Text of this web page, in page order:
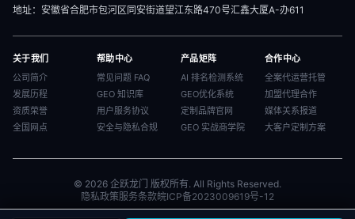
地址：安徽省合肥市包河区同安街道望江东路470号汇鑫大厦A-办611
关于我们
公司简介
发展历程
资质荣誉
全国网点
帮助中心
常见问题 FAQ
GEO 知识库
用户服务协议
安全与隐私合规
产品矩阵
AI 排名检测系统
GEO优化系统
定制品牌官网
GEO 实战商学院
合作中心
全案代运营托管
加盟代理合作
媒体关系报道
大客户定制方案
© 2026 企跃龙门 版权所有. All Rights Reserved.
隐私政策服务条款皖ICP备2023009619号-12